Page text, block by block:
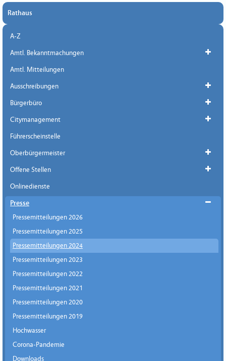
Rathaus
A-Z
Amtl. Bekanntmachungen
Amtl. Mitteilungen
Ausschreibungen
Bürgerbüro
Citymanagement
Führerscheinstelle
Oberbürgermeister
Offene Stellen
Onlinedienste
Presse
Pressemitteilungen 2026
Pressemitteilungen 2025
Pressemitteilungen 2024
Pressemitteilungen 2023
Pressemitteilungen 2022
Pressemitteilungen 2021
Pressemitteilungen 2020
Pressemitteilungen 2019
Hochwasser
Corona-Pandemie
Downloads